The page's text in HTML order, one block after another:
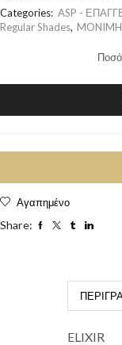
Categories: ASP -
Regular Shades,
Αγαπημένο
Share:
ELIXIR